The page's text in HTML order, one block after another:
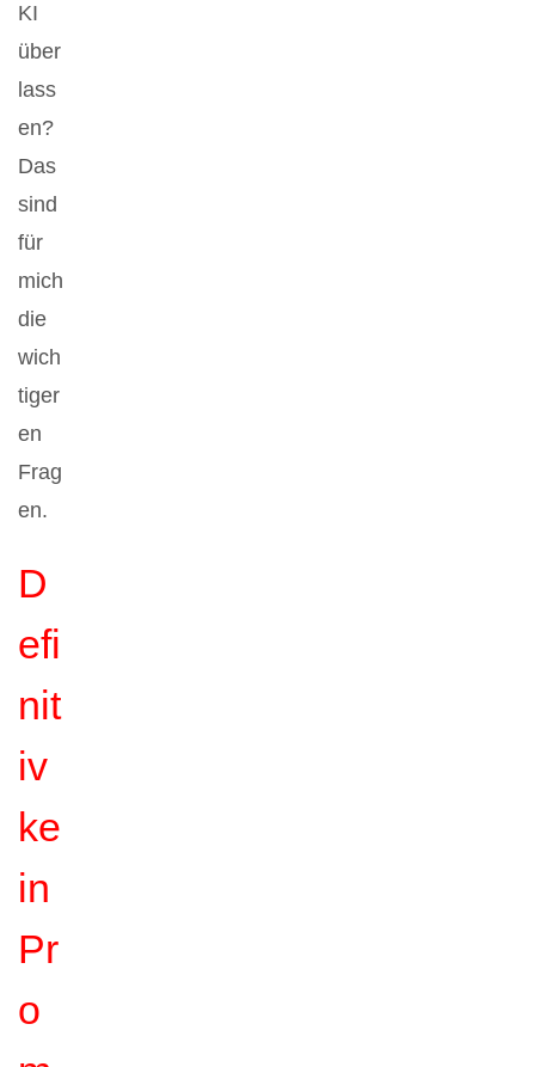
KI
über
lass
en?
Das
sind
für
mich
die
wich
tiger
en
Frag
en.
D
efi
nit
iv
ke
in
Pr
o